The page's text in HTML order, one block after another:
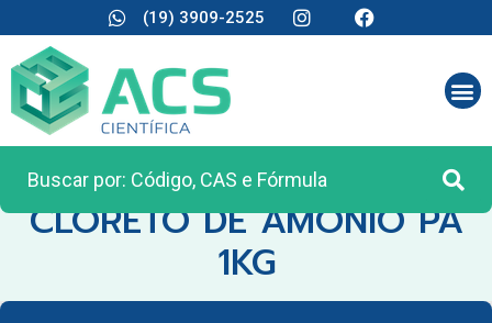
(19) 3909-2525
CATEGORIA:REAGENTES ANALÍTICOS
CLORETO DE AMONIO PA
1KG